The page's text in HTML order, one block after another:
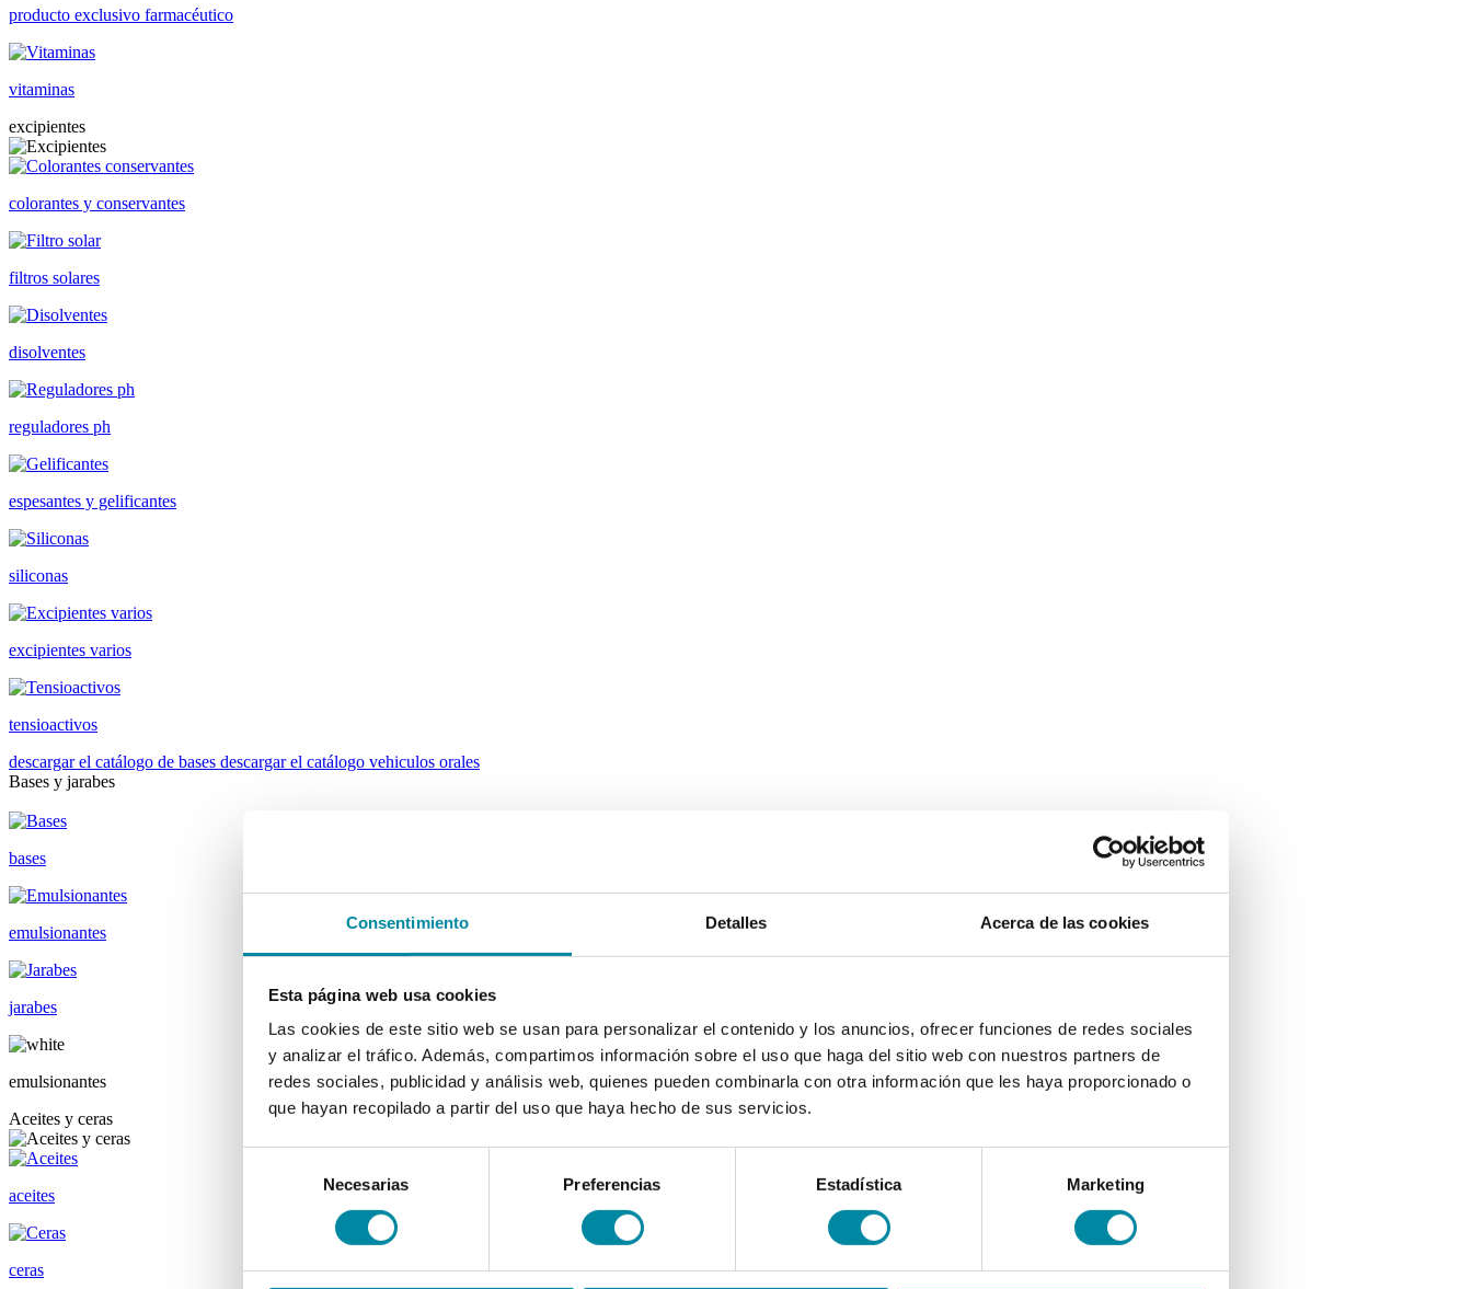
Consentimiento Detalles Acerca de las cookies
Esta página web usa cookies
Las cookies de este sitio web se usan para personalizar el contenido y los anuncios, ofrecer funciones de redes sociales
y analizar el tráfico. Además, compartimos información sobre el uso que haga del sitio web con nuestros partners de
redes sociales, publicidad y análisis web, quienes pueden combinarla con otra información que les haya proporcionado o
que hayan recopilado a partir del uso que haya hecho de sus servicios.
consentimiento
Necesarias Preferencias Estadística Marketing
producto exclusivo farmacéutico
vitaminas
excipientes
colorantes y conservantes
filtros solares
disolventes
reguladores ph
espesantes y gelificantes
siliconas
excipientes varios
tensioactivos
descargar el catálogo de bases descargar el catálogo vehiculos orales
Bases y jarabes
bases
emulsionantes
jarabes
emulsionantes
Aceites y ceras
aceites
ceras